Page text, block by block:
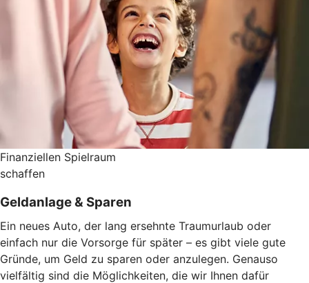
Finanziellen Spielraum
schaffen
Geldanlage & Sparen
Ein neues Auto, der lang ersehnte Traumurlaub oder
einfach nur die Vorsorge für später – es gibt viele gute
Gründe, um Geld zu sparen oder anzulegen. Genauso
vielfältig sind die Möglichkeiten, die wir Ihnen dafür